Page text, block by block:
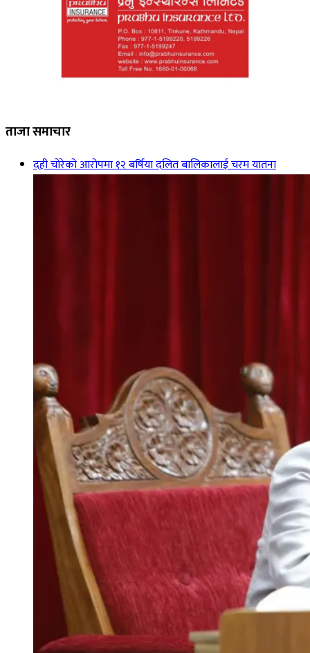
ताजा समाचार
दही चोरेको आरोपमा १२ बर्षिया दलित बालिकालाई चरम यातना